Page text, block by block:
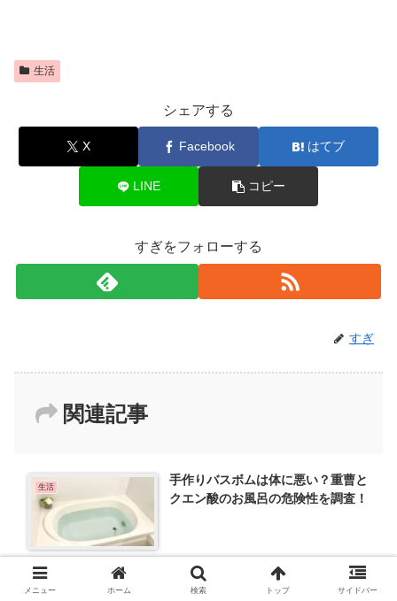
生活
シェアする
X Facebook はてブ
LINE コピー
すぎをフォローする
すぎ
関連記事
生活
手作りバスボムは体に悪い？重曹と
クエン酸のお風呂の危険性を調査！
2023.05.11 2023.10.10
メニュー ホーム 検索 トップ サイドバー